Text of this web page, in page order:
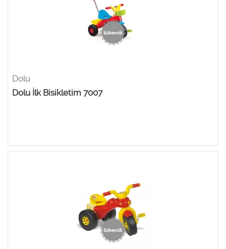
Dolu
Dolu İlk Bisikletim 7007